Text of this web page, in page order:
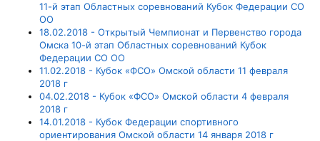
11-й этап Областных соревнований Кубок Федерации СО
ОО
18.02.2018 - Открытый Чемпионат и Первенство города
Омска 10-й этап Областных соревнований Кубок
Федерации СО ОО
11.02.2018 - Кубок «ФСО» Омской области 11 февраля
2018 г
04.02.2018 - Кубок «ФСО» Омской области 4 февраля
2018 г
14.01.2018 - Кубок Федерации спортивного
ориентирования Омской области 14 января 2018 г